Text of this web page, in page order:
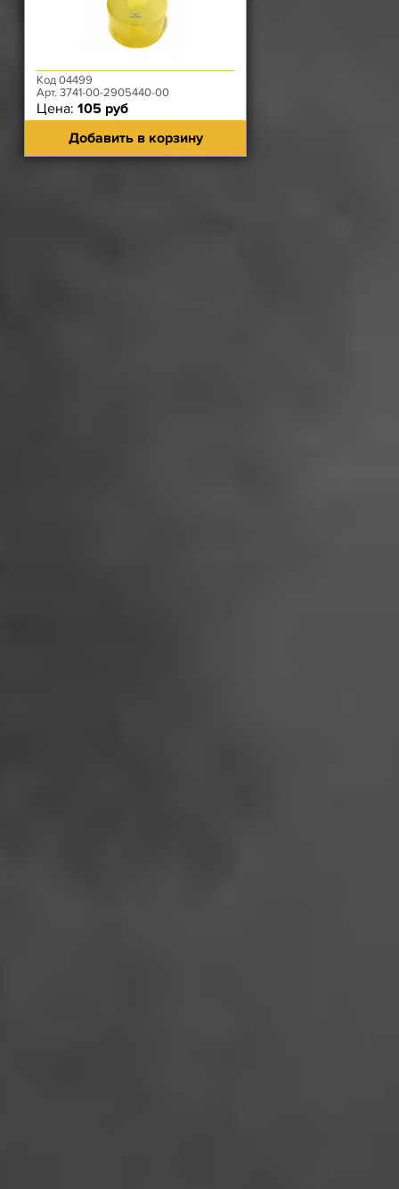
Код 04499
Арт. 3741-00-2905440-00
Цена: 105 руб
Добавить в корзину